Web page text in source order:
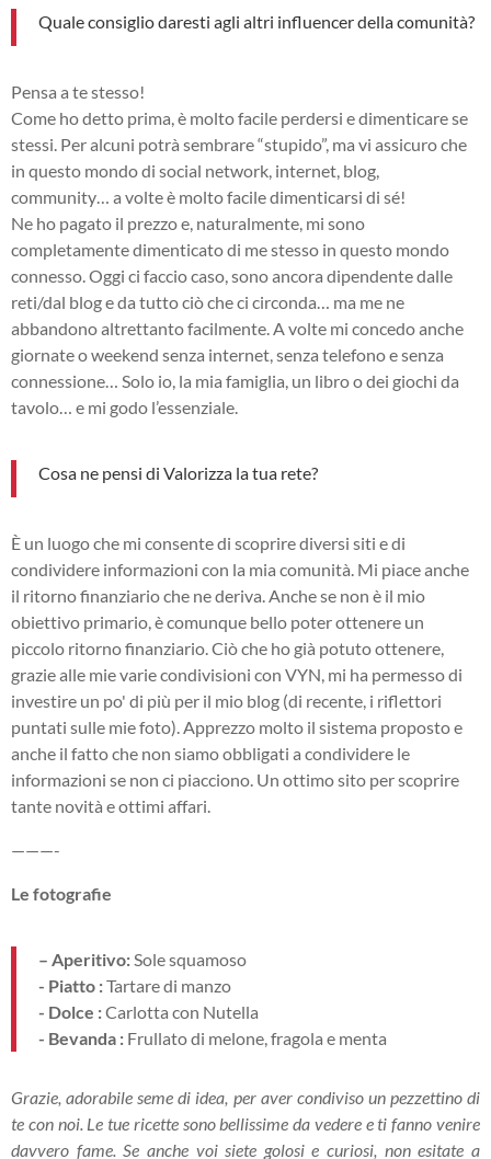
Quale consiglio daresti agli altri influencer della comunità?
Pensa a te stesso!
Come ho detto prima, è molto facile perdersi e dimenticare se
stessi. Per alcuni potrà sembrare “stupido”, ma vi assicuro che
in questo mondo di social network, internet, blog,
community… a volte è molto facile dimenticarsi di sé!
Ne ho pagato il prezzo e, naturalmente, mi sono
completamente dimenticato di me stesso in questo mondo
connesso. Oggi ci faccio caso, sono ancora dipendente dalle
reti/dal blog e da tutto ciò che ci circonda… ma me ne
abbandono altrettanto facilmente. A volte mi concedo anche
giornate o weekend senza internet, senza telefono e senza
connessione… Solo io, la mia famiglia, un libro o dei giochi da
tavolo… e mi godo l’essenziale.
Cosa ne pensi di Valorizza la tua rete?
È un luogo che mi consente di scoprire diversi siti e di
condividere informazioni con la mia comunità. Mi piace anche
il ritorno finanziario che ne deriva. Anche se non è il mio
obiettivo primario, è comunque bello poter ottenere un
piccolo ritorno finanziario. Ciò che ho già potuto ottenere,
grazie alle mie varie condivisioni con VYN, mi ha permesso di
investire un po' di più per il mio blog (di recente, i riflettori
puntati sulle mie foto). Apprezzo molto il sistema proposto e
anche il fatto che non siamo obbligati a condividere le
informazioni se non ci piacciono. Un ottimo sito per scoprire
tante novità e ottimi affari.
———-
Le fotografie
– Aperitivo:Sole squamoso
- Piatto :Tartare di manzo
- Dolce :Carlotta con Nutella
- Bevanda : Frullato di melone, fragola e menta
Grazie, adorabile seme di idea, per aver condiviso un pezzettino di
te con noi. Le tue ricette sono bellissime da vedere e ti fanno venire
davvero fame. Se anche voi siete golosi e curiosi, non esitate a